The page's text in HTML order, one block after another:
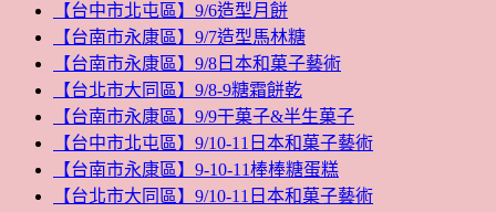
【台中市北屯區】9/6造型月餅
【台南市永康區】9/7造型馬林糖
【台南市永康區】9/8日本和菓子藝術
【台北市大同區】9/8-9糖霜餅乾
【台南市永康區】9/9干菓子&半生菓子
【台中市北屯區】9/10-11日本和菓子藝術
【台南市永康區】9-10-11棒棒糖蛋糕
【台北市大同區】9/10-11日本和菓子藝術